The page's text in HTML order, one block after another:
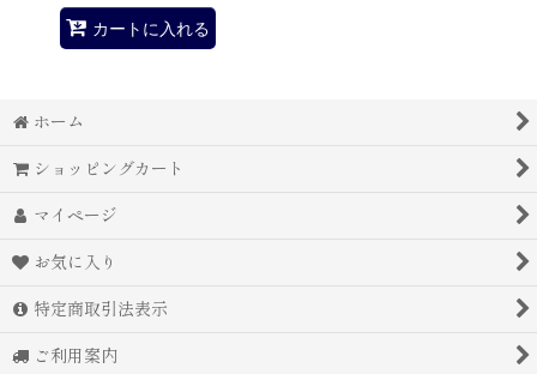
カートに入れる
ホーム
ショッピングカート
マイページ
お気に入り
特定商取引法表示
ご利用案内